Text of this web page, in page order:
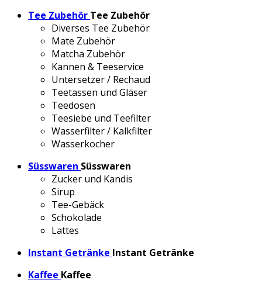
Tee Zubehör Tee Zubehör
Diverses Tee Zubehör
Mate Zubehör
Matcha Zubehör
Kannen & Teeservice
Untersetzer / Rechaud
Teetassen und Gläser
Teedosen
Teesiebe und Teefilter
Wasserfilter / Kalkfilter
Wasserkocher
Süsswaren Süsswaren
Zucker und Kandis
Sirup
Tee-Gebäck
Schokolade
Lattes
Instant Getränke Instant Getränke
Kaffee Kaffee